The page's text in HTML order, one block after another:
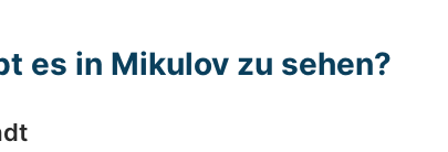
es in Mikulov zu sehen?